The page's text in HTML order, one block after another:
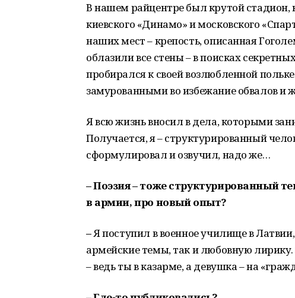
В нашем райцентре был крутой стадион,
киевского «Динамо» и московского
наших мест – крепость, описанная
облазили все стены – в поисках
пробирался к своей возлюбленной
замурованными во избежание обвалов и
Я всю жизнь вносил в дела, которыми
Получается, я – структурированный
сформулировал и озвучил, надо же…
– Поэзия – тоже структурированный
в армии, про новый опыт?
–Я поступил в военное училище в
армейские темы, так и любовную
– ведь ты в казарме, а девушка – на